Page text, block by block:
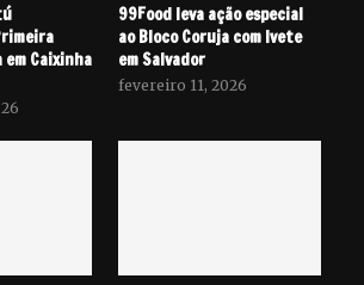
Caixinha
99Food leva ação especial
ao Bloco Coruja com Ivete
em Salvador
fevereiro 11, 2026